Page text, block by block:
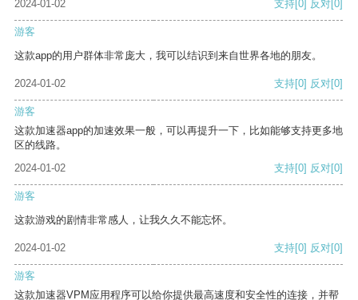
2024-01-02 支持 [0] 反对 [0]
游客
这款app的用户群体非常庞大，我可以结识到来自世界各地的朋友。
2024-01-02 支持[0] 反对[0]
游客
这款加速器app的加速效果一般，可以再提升一下，比如能够支持更多地
区的线路。
2024-01-02
支持[0] 反对[0]
游客
这款游戏的剧情非常感人，让我久久不能忘怀。
2024-01-02 支持[0] 反对[0]
游客
这款加速器VPM应用程序可以给你提供最高速度和安全性的连接，并帮